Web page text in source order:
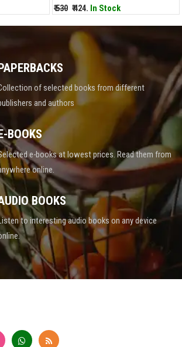
₹ 530 ₹ 424. In Stock
of selected books from different
and authors
BOOKS
e-books at lowest prices. Read them from
online.
BOOKS
to interesting audio books on any device